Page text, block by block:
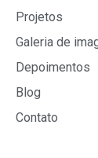
Projetos
Galeria de
Depoimentos
Blog
Contato